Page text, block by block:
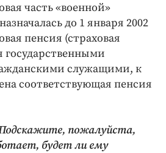
часть «военной»
до 1 января 2002
пенсия (страховая
государственными
служащими, к
соответствующая пенсия
пожалуйста,
будет ли ему